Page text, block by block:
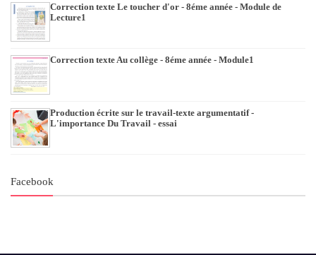
Correction texte Le toucher d'or - 8éme année - Module de
Lecture1
Correction texte Au collège - 8éme année - Module1
Production écrite sur le travail-texte argumentatif -
L'importance Du Travail - essai
Facebook